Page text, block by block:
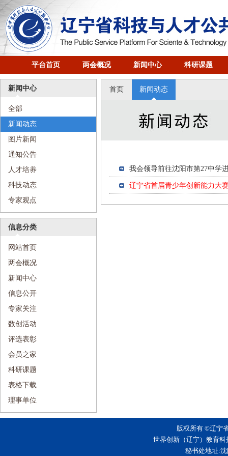
平台首页 两会概况 新闻中心 科研课题
新闻中心
全部
新闻动态
图片新闻
通知公告
人才培养
科技动态
专家观点
信息分类
网站首页
两会概况
新闻中心
信息公开
专家关注
数创活动
评选表彰
会员之家
科研课题
表格下载
理事单位
首页 新闻动态
我会领导前往沈阳市第27中学
辽宁省首届青少年创新能力大
版权所有 ©辽宁
世界创新（辽宁）教育
秘书处地址: